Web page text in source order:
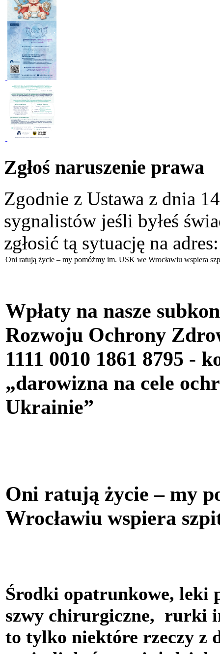
Zgłoś naruszenie prawa
Zgodnie z Ustawa z dnia
sygnalistów jeśli byłeś
zgłosić tą sytuację na
Oni ratują życie – my pomóżmy im. USK we Wrocławiu wspiera
Wpłaty na nasze
Rozwoju Ochrony
1111 0010 1861 8795 -
„darowizna na cele
Ukrainie”
Oni ratują życie – my
Wrocławiu wspiera
Środki opatrunkowe, leki
szwy chirurgiczne, rurki
to tylko niektóre rzeczy z